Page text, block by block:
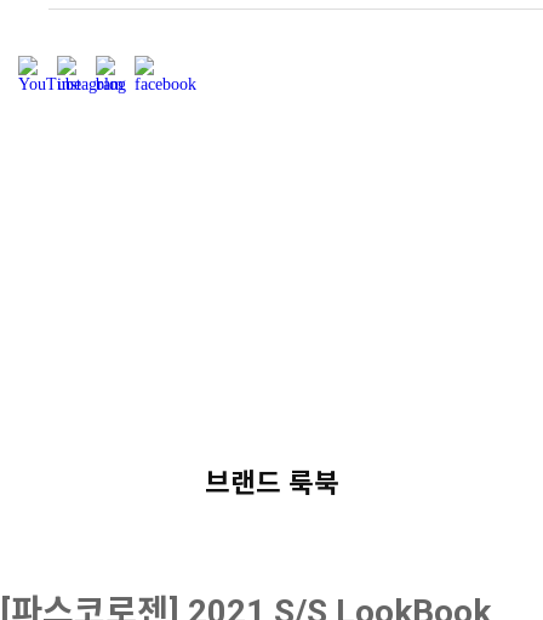
브랜드 룩북
[파스코로젠] 2021 S/S LookBook